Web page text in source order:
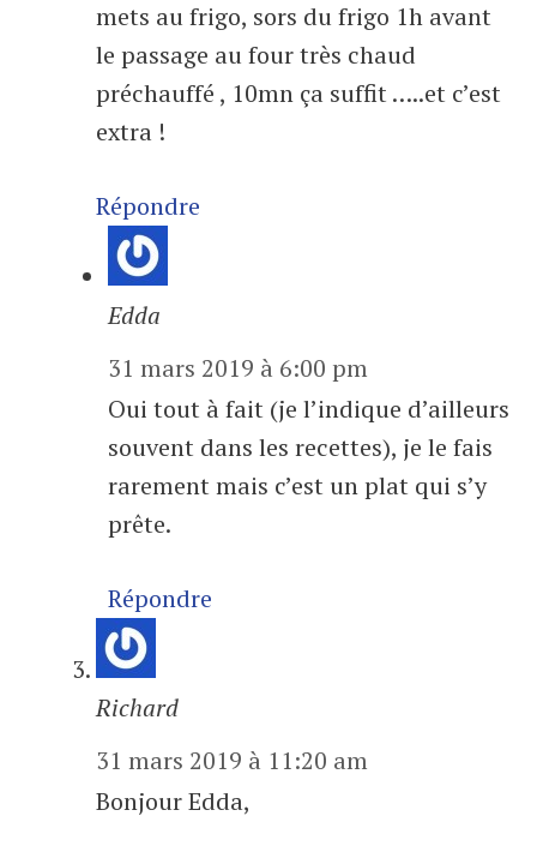
mets au frigo, sors du frigo 1h avant
le passage au four très chaud
préchauffé , 10mn ça suffit …..et c’est
extra !
Répondre
Edda
31 mars 2019 à 6:00 pm
Oui tout à fait (je l’indique d’ailleurs
souvent dans les recettes), je le fais
rarement mais c’est un plat qui s’y
prête.
Répondre
Richard
31 mars 2019 à 11:20 am
Bonjour Edda,